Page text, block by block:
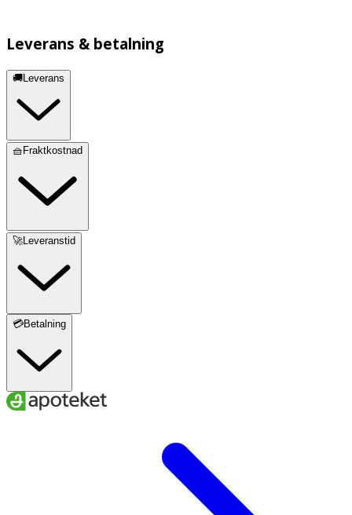
Leverans & betalning
🚚Leverans
🧺Fraktkostnad
🚀Leveranstid
💳Betalning